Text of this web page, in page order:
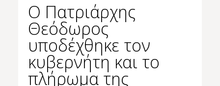
Ο Πατριάρχης
Θεόδωρος
υποδέχθηκε τον
κυβερνήτη και το
πλήρωμα της